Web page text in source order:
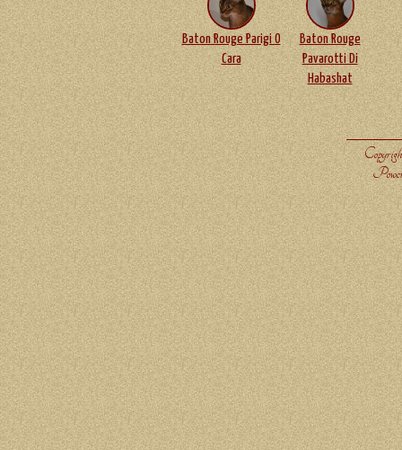
Baton Rouge Parigi O
Cara
Baton Rouge
Pavarotti Di
Habashat